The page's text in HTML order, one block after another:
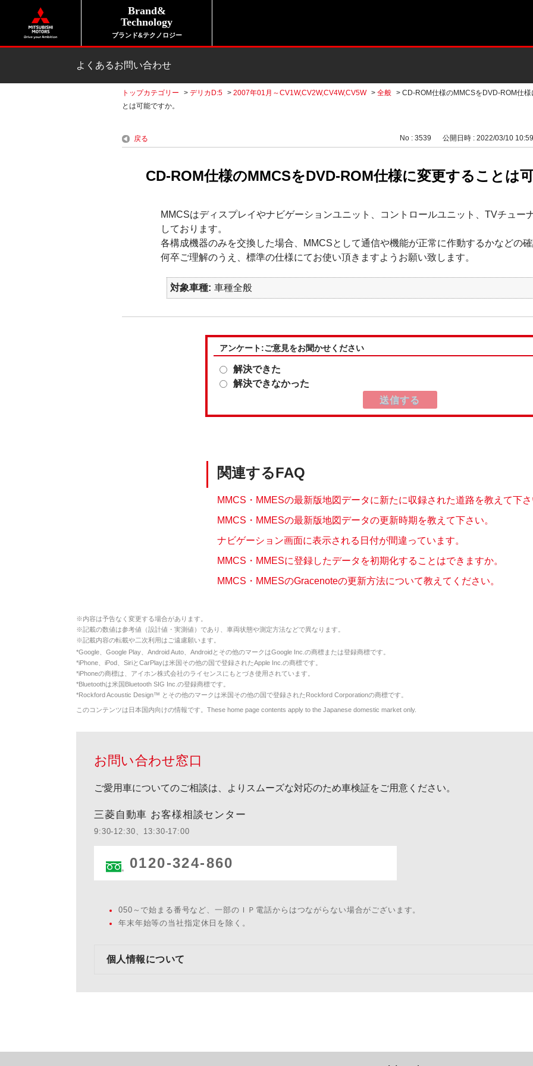
Brand&
Technology
ブランド&テクノロジー
よくあるお問い合わせ
トップカテゴリー > デリカD:5 > 2007年01月～CV1W,CV2W,CV4W,CV5W > 全般 > CD-ROM仕様のMMCSをDVD-ROM仕様
とは可能ですか。
戻る No : 3539 公開日時 : 2022/03/10 10:59
CD-ROM仕様のMMCSをDVD-ROM仕様に変更することは
MMCSはディスプレイやナビゲーションユニット、コントロールユニット、TVチュー
しております。
各構成機器のみを交換した場合、MMCSとして通信や機能が正常に作動するかなどの
何卒ご理解のうえ、標準の仕様にてお使い頂きますようお願い致します。
対象車種 車種全般
アンケート:ご意見をお聞かせください
解決できた
解決できなかった
関連するFAQ
MMCS・MMESの最新版地図データに新たに収録された道路を教えて下
MMCS・MMESの最新版地図データの更新時期を教えて下さい。
ナビゲーション画面に表示される日付が間違っています。
MMCS・MMESに登録したデータを初期化することはできますか。
MMCS・MMESのGracenoteの更新方法について教えてください。
※内容は予告なく変更する場合があります。
※記載の数値は参考値（設計値・実測値）であり、車両状態や測定方法などで異なります。
※記載内容の転載や二次利用はご遠慮願います。
*Google、Google Play、Android Auto、Androidとその他のマークはGoogle Inc.の商標または登録商標です。
*iPhone、iPod、SiriとCarPlayは米国その他の国で登録されたApple Inc.の商標です。
*iPhoneの商標は、アイホン株式会社のライセンスにもとづき使用されています。
*Bluetoothは米国Bluetooth SIG Inc.の登録商標です。
*Rockford Acoustic Design™ とその他のマークは米国その他の国で登録されたRockford Corporationの商標です。
このコンテンツは日本国内向けの情報です。These home page contents apply to the Japanese domestic market only.
お問い合わせ窓口
ご愛用車についてのご相談は、よりスムーズな対応のため車検証をご用意ください。
三菱自動車 お客様相談センター
9:30-12:30、13:30-17:00
0120-324-860
050～で始まる番号など、一部のＩＰ電話からはつながらない場合がございます。
年末年始等の当社指定休日を除く。
個人情報について